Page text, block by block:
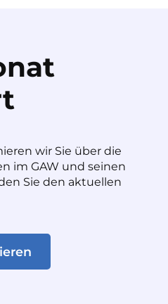
wir Sie über die
im GAW und seinen
Sie den aktuellen